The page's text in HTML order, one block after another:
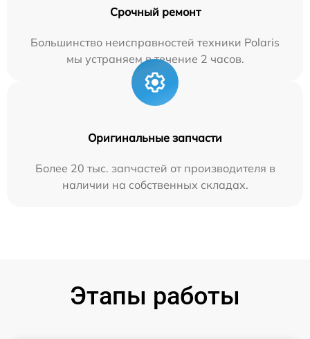
Срочный ремонт
Большинство неисправностей техники Polaris
мы устраняем в течение 2 часов.
Оригинальные запчасти
Более 20 тыс. запчастей от производителя в
наличии на собственных складах.
Этапы работы